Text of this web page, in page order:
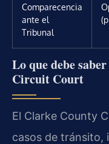
Comparecencia
ante el
Tribunal
Lo que debe
Circuit Court
El Clarke County
casos de tránsito,